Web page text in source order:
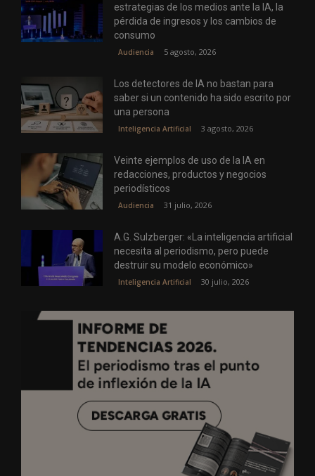
estrategias de los medios ante la IA, la
pérdida de ingresos y los cambios de
consumo
Audiencia 5 agosto, 2026
Los detectores de IA no bastan para
saber si un contenido ha sido escrito por
una persona
Inteligencia Artificial 3 agosto, 2026
Veinte ejemplos de uso de la IA en
redacciones, productos y negocios
periodísticos
Audiencia 31 julio, 2026
A.G. Sulzberger: «La inteligencia artificial
necesita al periodismo, pero puede
destruir su modelo económico»
Inteligencia Artificial 30 julio, 2026